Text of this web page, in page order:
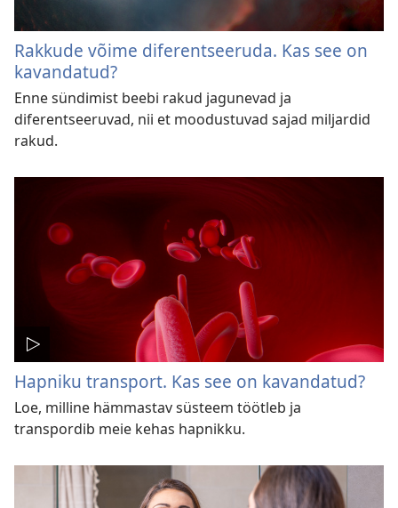
Rakkude võime diferentseeruda. Kas see on
kavandatud?
Enne sündimist beebi rakud jagunevad ja
diferentseeruvad, nii et moodustuvad sajad miljardid
rakud.
Hapniku transport. Kas see on kavandatud?
Loe, milline hämmastav süsteem töötleb ja
transpordib meie kehas hapnikku.